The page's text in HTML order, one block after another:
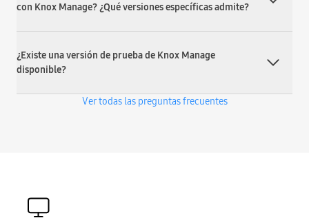
con Knox Manage? ¿Qué versiones específicas admite?
¿Existe una versión de prueba de Knox Manage
disponible?
Ver todas las preguntas frecuentes